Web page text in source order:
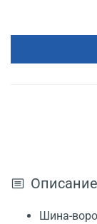
Описание
Шина-